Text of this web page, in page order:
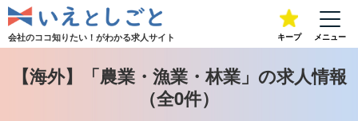
会社のココ知りたい！がわかる求人サイト キープ メニュー
【海外】「農業・漁業・林業」の求人情報
（全0件）